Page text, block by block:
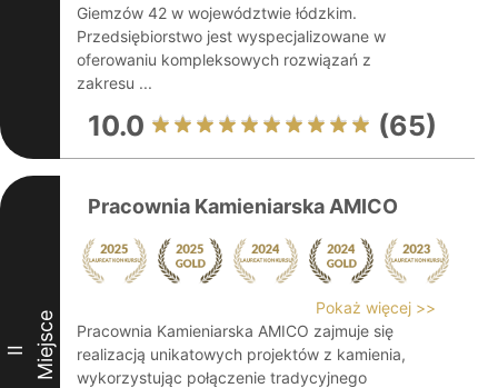
Giemzów 42 w województwie łódzkim.
Przedsiębiorstwo jest wyspecjalizowane w
oferowaniu kompleksowych rozwiązań z
zakresu ...
10.0 (65)
II Miejsce
Pracownia Kamieniarska AMICO
Pokaż więcej >>
Pracownia Kamieniarska AMICO zajmuje się
realizacją unikatowych projektów z kamienia,
wykorzystując połączenie tradycyjnego